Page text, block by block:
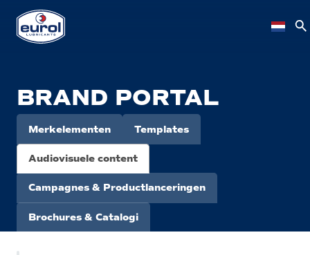
BRAND PORTAL
Merkelementen Templates
Audiovisuele content
Campagnes & Productlanceringen
Brochures & Catalogi